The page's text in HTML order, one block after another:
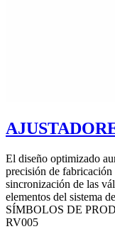
El diseño optimizado
precisión de
sincronización de las
elementos del sistema
SÍMBOLOS DE
RV005